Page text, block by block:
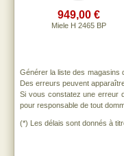
949,00 €
Miele H 2465 BP
Générer la liste des magasins
Des erreurs peuvent
Si vous constatez une erreur
pour responsable de tout
(*) Les délais sont donnés à